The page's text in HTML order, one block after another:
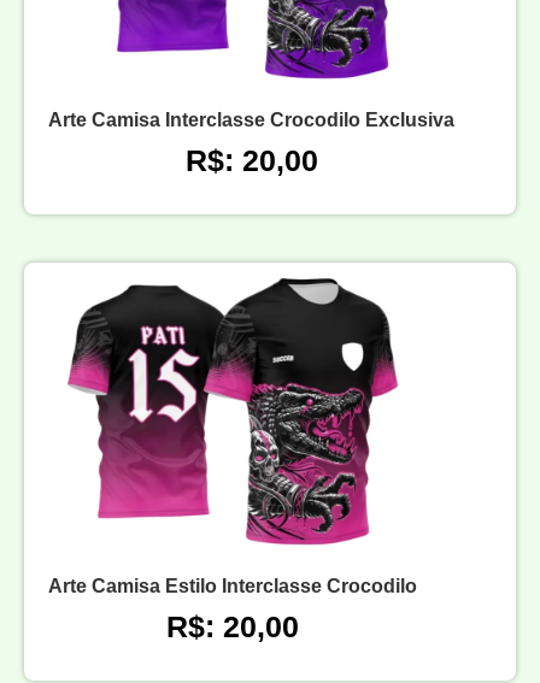
Arte Camisa Interclasse Crocodilo Exclusiva
R$: 20,00
Arte Camisa Estilo Interclasse Crocodilo
R$: 20,00